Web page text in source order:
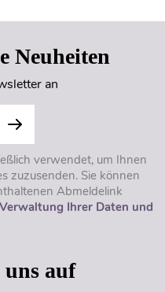
Neuheiten
an
verwendet, um Ihnen
zuzusenden. Sie können
Abmeldelink
Ihrer Daten und
uns auf